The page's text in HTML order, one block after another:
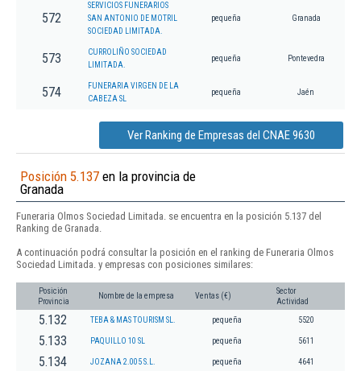
572
SERVICIOS FUNERARIOS
SAN ANTONIO DE MOTRIL
SOCIEDAD LIMITADA.
pequeña Granada
573
CURROLIÑO SOCIEDAD
LIMITADA.
pequeña Pontevedra
574
FUNERARIA VIRGEN DE LA
CABEZA SL
pequeña Jaén
Ver Ranking de Empresas del CNAE 9630
Posición 5.137 en la provincia de
Granada
Funeraria Olmos Sociedad Limitada. se encuentra en la posición 5.137 del
Ranking de Granada.
A continuación podrá consultar la posición en el ranking de Funeraria Olmos
Sociedad Limitada. y empresas con posiciones similares:
Posición
Provincia
Nombre de la empresa Ventas (€)
Sector
Actividad
5.132 TEBA & MAS TOURISM SL. pequeña 5520
5.133 PAQUILLO 10 SL pequeña 5611
5.134 JOZANA 2.005 S.L. pequeña 4641